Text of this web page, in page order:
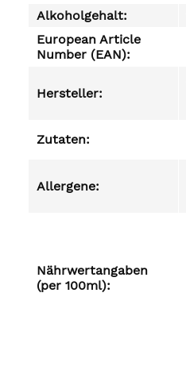
Alkoholgehalt:
European Article
Number (EAN):
Hersteller:
Zutaten:
Allergene:
Nährwertangaben
(per 100ml):